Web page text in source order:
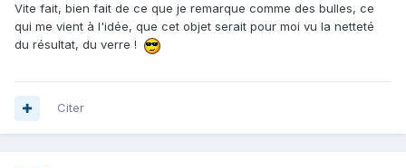
Vite fait, bien fait de ce que je remarque comme des bulles, ce
qui me vient à l'idée, que cet objet serait pour moi vu la netteté
du résultat, du verre !
Citer